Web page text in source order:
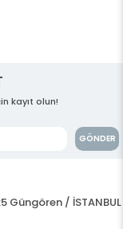
kayıt olun!
GÖNDER
Güngören / İSTANBUL